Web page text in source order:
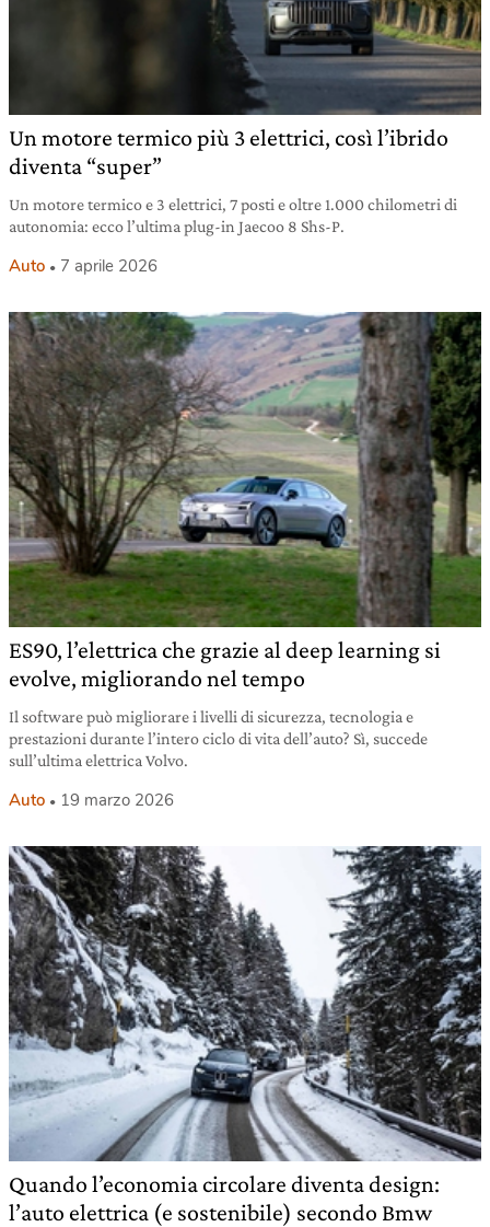
Un motore termico più 3 elettrici, così l’ibrido
diventa “super”
Un motore termico e 3 elettrici, 7 posti e oltre 1.000 chilometri di
autonomia: ecco l’ultima plug-in Jaecoo 8 Shs-P.
Auto 7 aprile 2026
ES90, l’elettrica che grazie al deep learning si
evolve, migliorando nel tempo
Il software può migliorare i livelli di sicurezza, tecnologia e
prestazioni durante l’intero ciclo di vita dell’auto? Sì, succede
sull’ultima elettrica Volvo.
Auto 19 marzo 2026
Quando l’economia circolare diventa design:
l’auto elettrica (e sostenibile) secondo Bmw